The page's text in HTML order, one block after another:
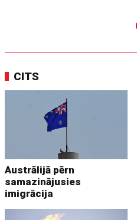
CITS
Austrālijā pērn
samazinājusies
imigrācija